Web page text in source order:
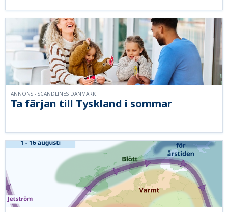
Ta färjan till Tyskland i sommar
ANNONS - SCANDLINES DANMARK